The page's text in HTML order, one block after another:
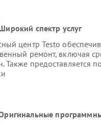
спектр услуг
центр Testo
ремонт, включая
Также предоставляется